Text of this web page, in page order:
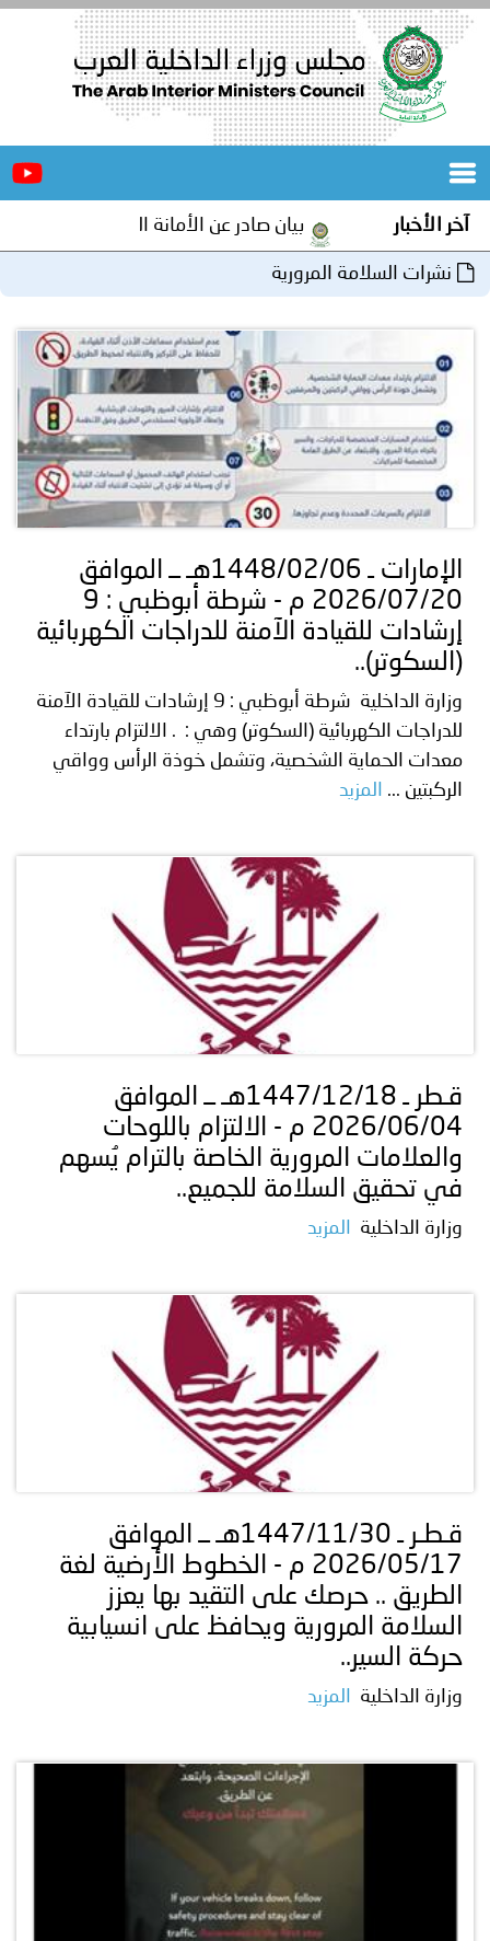
الرئيسية
المجلس
مؤتمرات
و
اجتماعات
جهود
و
إنجازات
برامج
توعوية
الخدمات
الإلكترونية
صور
وفيديو
مجلة
أصداء
الأمانة
إعلانات
من
نحن
اتصل
بنا
آخر الأخبار بيان صادر عن الأمانة العامة لمجلس وزراء
نشرات السلامة المرورية
الإمارات ـ 1448/02/06هـ ــ الموافق
2026/07/20 م - شرطة أبوظبي : 9
إرشادات للقيادة الآمنة للدراجات الكهربائية
(السكوتر)..
وزارة الداخلية شرطة أبوظبي : 9 إرشادات للقيادة الآمنة
للدراجات الكهربائية (السكوتر) وهي : . الالتزام بارتداء
معدات الحماية الشخصية، وتشمل خوذة الرأس وواقي
الركبتين ...
المزيد
قـطر ـ 1447/12/18هـ ــ الموافق
2026/06/04 م - ‏الالتزام باللوحات
والعلامات المرورية الخاصة بالترام يُسهم
في تحقيق السلامة للجميع..
وزارة الداخلية المزيد
قـطـر ـ 1447/11/30هـ ــ الموافق
2026/05/17 م - ‏الخطوط الأرضية لغة
الطريق .. حرصك على التقيد بها يعزز
السلامة المرورية ويحافظ على انسيابية
حركة السير..
وزارة الداخلية المزيد